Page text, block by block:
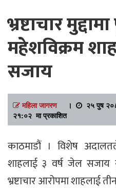
भ्रष्टाचार
महेशविक्रम
सजाय
महिला जागरण।
२५ पुष
२१:०२ मा प्रकाशित
काठमाडौं । विशेष
शाहलाई ३ वर्ष जेल
भ्रष्टाचार आरोपमा शाहलाई